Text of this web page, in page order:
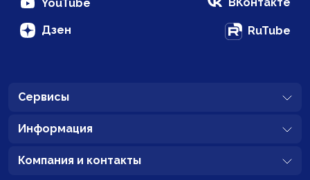
YouTube
Дзен RuTube
Сервисы
Информация
Компания и контакты